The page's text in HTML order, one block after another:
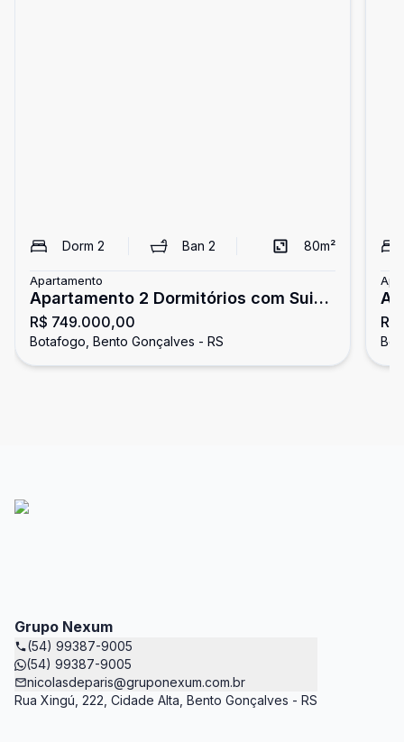
Dorm 2 Ban2 80m²
Apartamento
Apartamento 2 Dormitórios com Suite
no Botafogo
R$ 749.000,00
Botafogo, Bento Gonçalves - RS
Grupo Nexum
(54) 99387-9005
(54) 99387-9005
nicolasdeparis@gruponexum.com.br
Rua Xingú, 222, Cidade Alta, Bento Gonçalves - RS